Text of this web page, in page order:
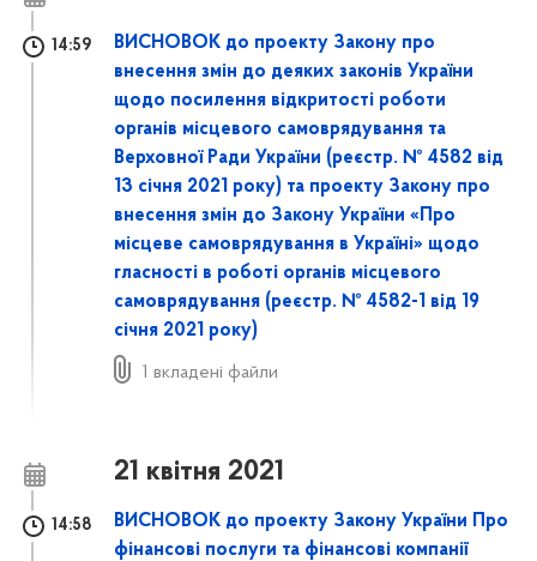
14:59
ВИСНОВОК до проекту Закону про
внесення змін до деяких законів України
щодо посилення відкритості роботи
органів місцевого самоврядування та
Верховної Ради України (реєстр. № 4582 від
13 січня 2021 року) та проекту Закону про
внесення змін до Закону України «Про
місцеве самоврядування в Україні» щодо
гласності в роботі органів місцевого
самоврядування (реєстр. № 4582-1 від 19
січня 2021 року)
1 вкладені файли
21 квітня 2021
14:58
ВИСНОВОК до проекту Закону України Про
фінансові послуги та фінансові компанії